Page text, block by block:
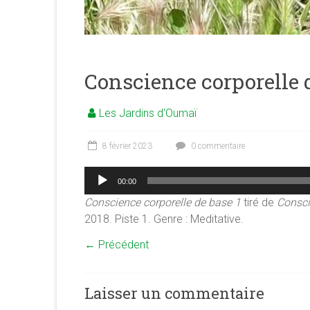
association
<b/>sophrologie,
psychologie
ressources
Conscience corporelle
Les Jardins d'Oumaï
8 février 2023 0 commentaire
Lecteur
audio
00:00
Conscience corporelle de base 1 tiré de
2018. Piste 1. Genre : Meditative.
← Précédent
Laisser un commentaire